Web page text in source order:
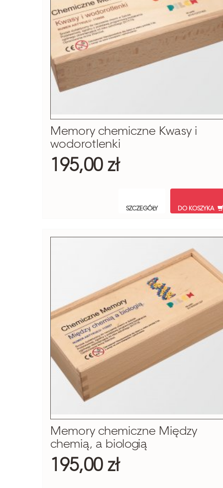
Memory chemiczne Kwasy i
wodorotlenki
195,00 zł
SZCZEGÓŁY DO KOSZYKA
Memory chemiczne Między
chemią, a biologią
195,00 zł